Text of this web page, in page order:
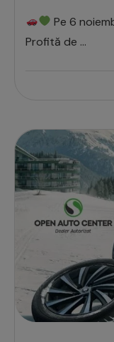
Pe 6
Profită de …